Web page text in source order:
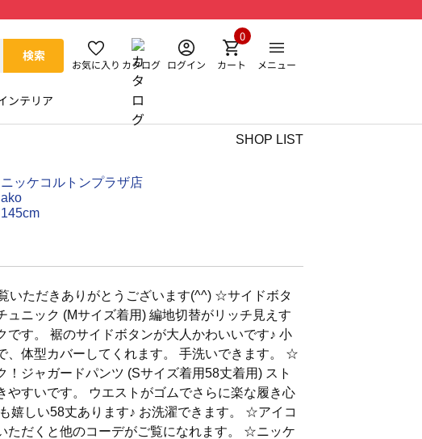
検索
お気に入り カタログ ログイン カート
0
メニュー
ンテリア
SHOP LIST
ニッケコルトンプラザ店
ako
145cm
いただきありがとうございます(^^) ☆サイドボタ
ュニック (Mサイズ着用) 編地切替がリッチ見えす
です。 裾のサイドボタンが大人かわいいです♪ 小
、体型カバーしてくれます。 手洗いできます。 ☆
！ジャガードパンツ (Sサイズ着用58丈着用) スト
やすいです。 ウエストがゴムでさらに楽な履き心
嬉しい58丈あります♪ お洗濯できます。 ☆アイコ
ただくと他のコーデがご覧になれます。 ☆ニッケ